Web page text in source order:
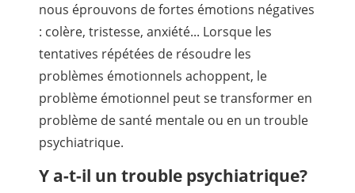
nous éprouvons de fortes émotions négatives
: colère, tristesse, anxiété... Lorsque les
tentatives répétées de résoudre les
problèmes émotionnels achoppent, le
problème émotionnel peut se transformer en
problème de santé mentale ou en un trouble
psychiatrique.
Y a-t-il un trouble psychiatrique?